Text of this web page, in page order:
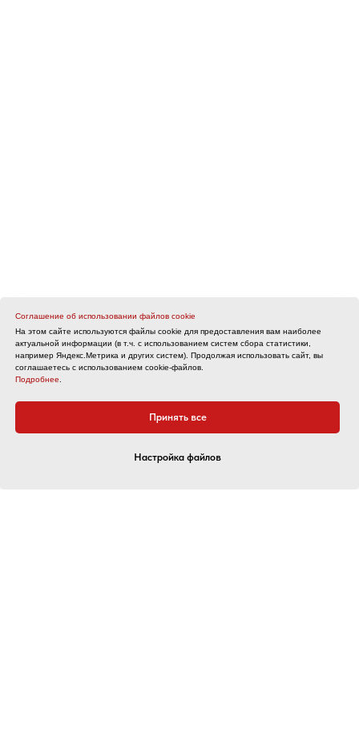
Соглашение об использовании файлов cookie
На этом сайте используются файлы cookie для предоставления вам наиболее
актуальной информации (в т.ч. с использованием систем сбора статистики,
например Яндекс.Метрика и других систем). Продолжая использовать сайт, вы
соглашаетесь с использованием cookie-файлов.
Подробнее.
Принять все
Настройка файлов